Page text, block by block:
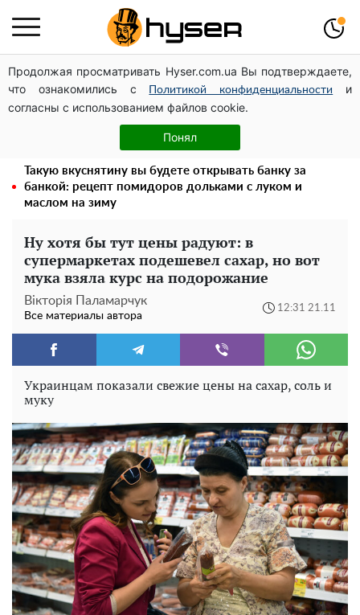
Продолжая просматривать Hyser.com.ua Вы подтверждаете,
что ознакомились с
Политикой конфиденциальности
и
согласны с использованием файлов cookie.
Понял
Дроны с наценкой: Александр Конотопский вывел
миллионы оборонного бюджета через фиктивную
фирму в Эстонии
Елена Тополя слив видео – это далеко не все:
фронтмен "Антитела" Тарас Тополя стал следующим
Такую вкуснятину вы будете открывать банку за
банкой: рецепт помидоров дольками с луком и
маслом на зиму
Ну хотя бы тут цены радуют: в
супермаркетах подешевел сахар, но вот
мука взяла курс на подорожание
Вікторія Паламарчук
Все материалы автора
12:31 21.11
Украинцам показали свежие цены на сахар, соль и
муку